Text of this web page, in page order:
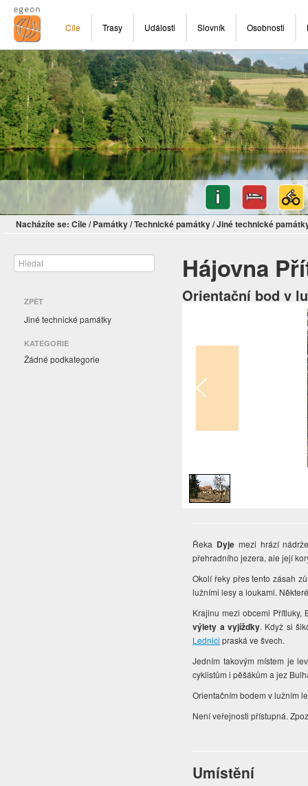
Cíle Trasy Události Slovník Osobnosti
Nacházíte se: Cíle/ Památky/Technické památky/Jiné technické
ZPĚT
Jiné technické památky
KATEGORIE
Žádné podkategorie
Hájovna
Orientační bod v
Řeka Dyjemezi hrází
přehradního jezera, ale její
Okolí řeky přes tento zásah
lužními lesy a loukami.
Krajinu mezi obcemi
výlety a vyjížďky. Když si
Lednici praská ve švech.
Jedním takovým místem je
cyklistům i pěšákům a jez
Orientačním bodem v lužním
Není veřejnosti přístupná.
Umístění